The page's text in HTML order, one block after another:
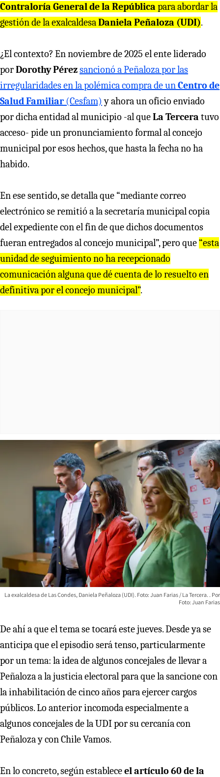
Contraloría General de la República para abordar la
gestión de la exalcaldesaDaniela Peñaloza (UDI).
¿El contexto? En noviembre de 2025 el ente liderado
porDorothy Pérezsancionó a Peñaloza por las
irregularidades en la polémica compra de unCentro de
Salud Familiar (Cesfam) y ahora un oficio enviado
por dicha entidad al municipio -al queLa Tercera tuvo
acceso- pide un pronunciamiento formal al concejo
municipal por esos hechos, que hasta la fecha no ha
habido.
En ese sentido, se detalla que “mediante correo
electrónico se remitió a la secretaría municipal copia
del expediente con el fin de que dichos documentos
fueran entregados al concejo municipal”, pero que “esta
unidad de seguimiento no ha recepcionado
comunicación alguna que dé cuenta de lo resuelto en
definitiva por el concejo municipal”.
La exalcaldesa de Las Condes, Daniela Peñaloza (UDI). Foto: Juan Farias / La Tercera.
Foto: Juan Farias
De ahí a que el tema se tocará este jueves. Desde ya se
anticipa que el episodio será tenso, particularmente
por un tema: la idea de algunos concejales de llevar a
Peñaloza a la justicia electoral para que la sancione con
la inhabilitación de cinco años para ejercer cargos
públicos. Lo anterior incomoda especialmente a
algunos concejales de la UDI por su cercanía con
Peñaloza y con Chile Vamos.
En lo concreto, según estableceel artículo 60 de la